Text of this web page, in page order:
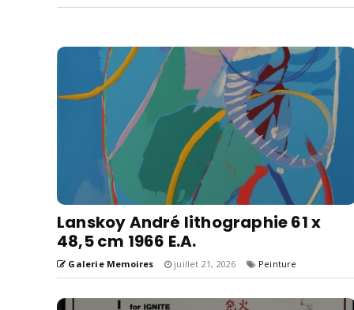
Lanskoy André lithographie 61 x
48,5 cm 1966 E.A.
Galerie Memoires juillet 21, 2026 Peinture